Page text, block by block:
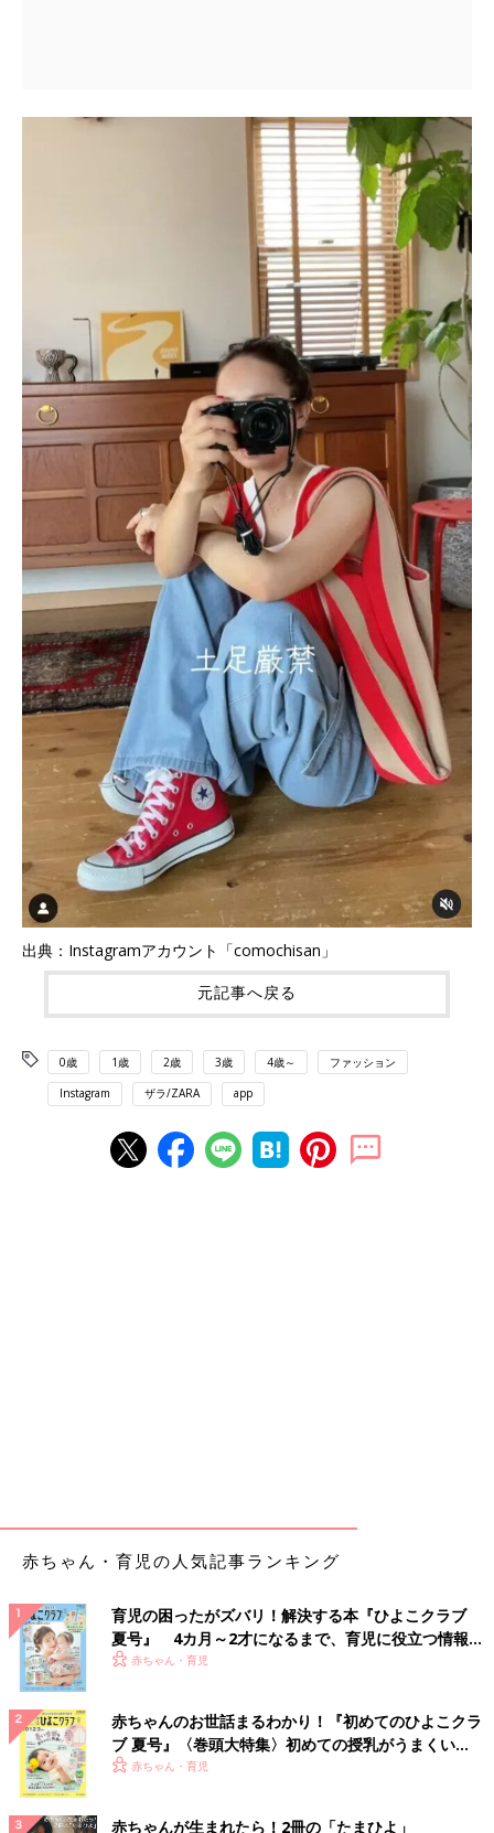
出典：Instagramアカウント「comochisan」
元記事へ戻る
0歳 1歳 2歳 3歳 4歳～ ファッション
Instagram ザラ/ZARA app
赤ちゃん・育児の人気記事ランキング
育児の困ったがズバリ！解決する本『ひよこクラブ
夏号』 4カ月～2才になるまで、育児に役立つ情報が
いっぱい！
赤ちゃん・育児
赤ちゃんのお世話まるわかり！『初めてのひよこクラ
ブ 夏号』〈巻頭大特集〉初めての授乳がうまくい
く！ おっぱい・ミルクの基本と夏のトラブル 解決テ
赤ちゃん・育児
赤ちゃんが生まれたら！2冊の「たまひよ」